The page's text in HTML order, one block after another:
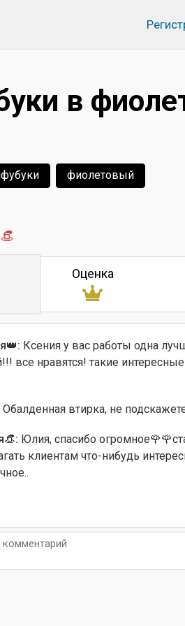
в
фиолетовый
Оценка
Ксения у вас работы одна
все нравятся! такие
Обалденная втирка, не
Юлия, спасибо
клиентам что-нибудь